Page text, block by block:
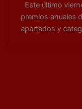
Este último
premios anuales
apartados y